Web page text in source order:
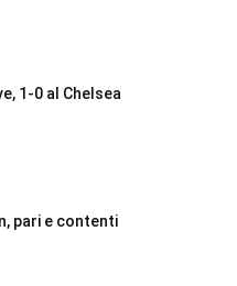
1-0 al Chelsea
pari e contenti